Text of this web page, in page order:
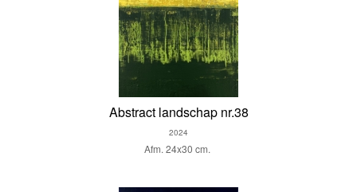
Abstract landschap nr.38
2024
Afm. 24x30 cm.